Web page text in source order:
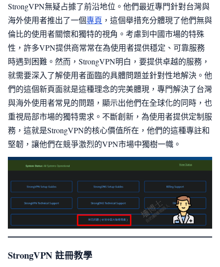
StrongVPN無疑占據了前沿地位。他們最近專門針對台灣與
海外使用者推出了一個專頁 ，這個舉措充分體現了他們無與
倫比的使用者關懷和獨特的視角。考慮到中國市場的特殊
性，許多VPN提供商常常在為使用者提供穩定、可靠服務
時遇到困難。然而，StrongVPN明白，要提供卓越的服務，
就需要深入了解使用者面臨的具體問題並針對性地解決。他
們的這個新頁面就是這種理念的完美體現，專門解決了台灣
與海外使用者常見的問題，顯示出他們在全球化的同時，也
重視局部市場的獨特需求。不斷創新，為使用者提供定制服
務，這就是StrongVPN的核心價值所在，他們的這種專註和
堅韌，讓他們在競爭激烈的VPN市場中獨樹一幟。
StrongVPN 註冊教學